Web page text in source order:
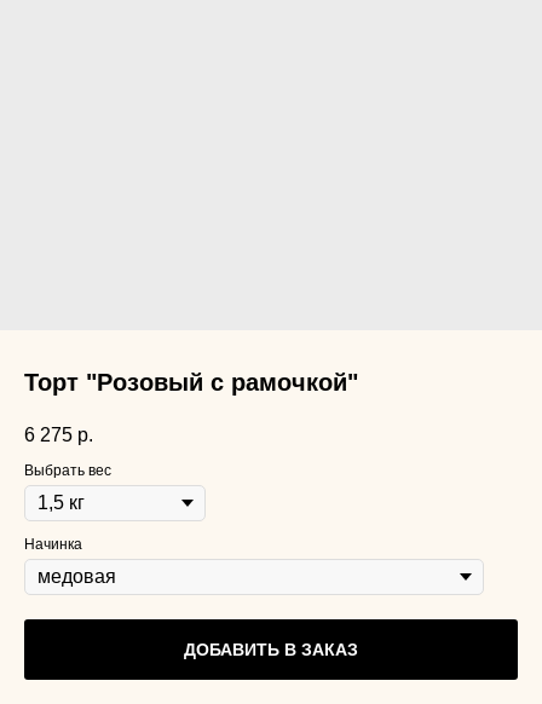
Торт "Розовый с рамочкой"
6 275 р.
Выбрать вес
Начинка
ДОБАВИТЬ В ЗАКАЗ